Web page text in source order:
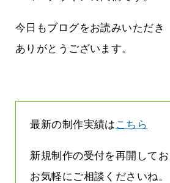
今日もブログをお読みいただき
ありがとうございます。
最新の制作実績は こちら
新規制作の受付を再開してお
お気軽にご相談くださいね。
よね